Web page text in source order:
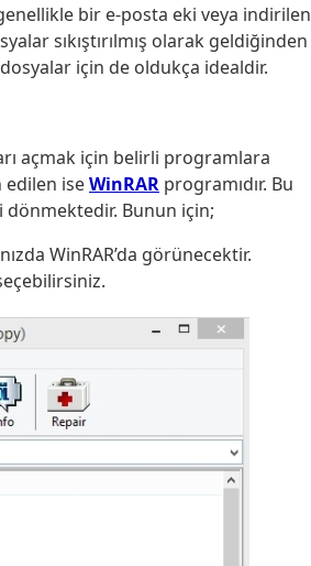
bir e-posta eki veya indirilen
sıkıştırılmış olarak geldiğinden
için de oldukça idealdir.
açmak için belirli programlara
edilen iseWinRAR programıdır. Bu
dönmektedir. Bunun için;
WinRAR’da görünecektir.